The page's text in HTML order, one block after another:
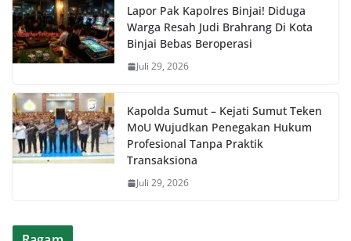
Lapor Pak Kapolres Binjai! Diduga
Warga Resah Judi Brahrang Di Kota
Binjai Bebas Beroperasi
Juli 29, 2026
Kapolda Sumut – Kejati Sumut Teken
MoU Wujudkan Penegakan Hukum
Profesional Tanpa Praktik
Transaksiona
Juli 29, 2026